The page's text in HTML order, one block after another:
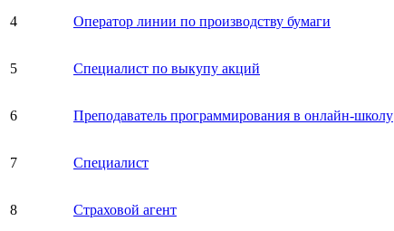
4 Оператор линии по производству бумаги
5 Специалист по выкупу акций
6 Преподаватель программирования в онлайн-школу
7 Специалист
8 Страховой агент